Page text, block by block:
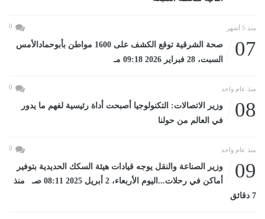
منذ 5 أشهر 0
07
صحة الشرقية توقع الكشف على 1600 مواطن بأبوحمادالأمس
السبت، 28 فبراير 2026 09:18 مـ
منذ عام واحد 0
08
وزير الاتصالات: التكنولوجيا أصبحت أداة رئيسية لفهم ما يدور
في العالم من حولنا
منذ عام واحد 0
09
وزير الصناعة والنقل يوجه قيادات هيئة السكك الحديدية بتوفير
أماكن في رحلات...اليوم الأربعاء، 2 أبريل 2025 08:11 صـ منذ
7 دقائق